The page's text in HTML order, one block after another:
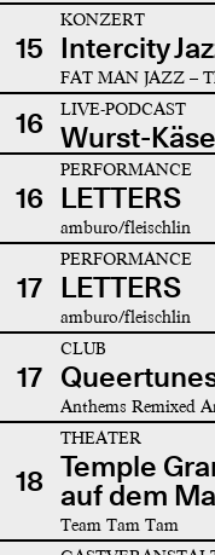
15
KONZERT
Intercity
FAT MAN JAZZ –
16 LIVE-PODCAST
Wurst-
16
PERFORMANCE
LETTERS
amburo/fleischlin
17
PERFORMANCE
LETTERS
amburo/fleischlin
17
CLUB
Anthems Remixed
18
THEATER
Temple
auf dem
Team Tam Tam